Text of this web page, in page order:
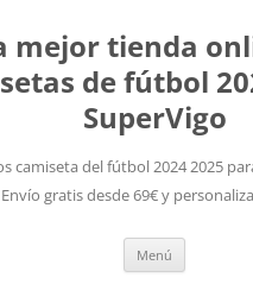
mejor tienda
de fútbol
SuperVigo
camiseta del fútbol 2024 2025
Envío gratis desde 69€ y
Menú